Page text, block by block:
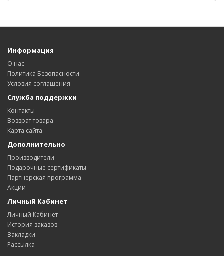
Информация
О нас
Политика Безопасности
Условия соглашения
Служба поддержки
Контакты
Возврат товара
Карта сайта
Дополнительно
Производители
Подарочные сертификаты
Партнерская программа
Акции
Личный Кабинет
Личный Кабинет
История заказов
Закладки
Рассылка